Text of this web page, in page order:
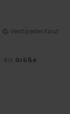
Verifizierter Kauf
: 4/5 Größe: